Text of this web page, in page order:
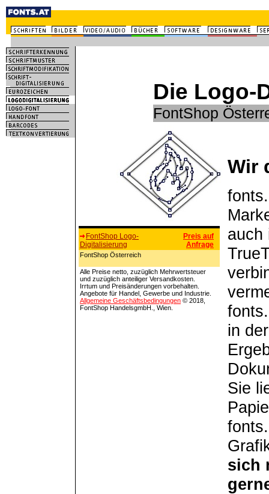
Die Logo-
FontShop
FontShop Logo-
Digitalisierung
Preis auf
Anfrage
FontShop Österreich
Alle Preise netto, zuzüglich Mehrwertsteuer
und zuzüglich anteiliger Versandkosten.
Irrtum und Preisänderungen vorbehalten.
Angebote für Handel, Gewerbe und Industrie.
Allgemeine Geschäftsbedingungen © 2018,
FontShop HandelsgmbH., Wien.
Wir
auch
in
Sie
sich